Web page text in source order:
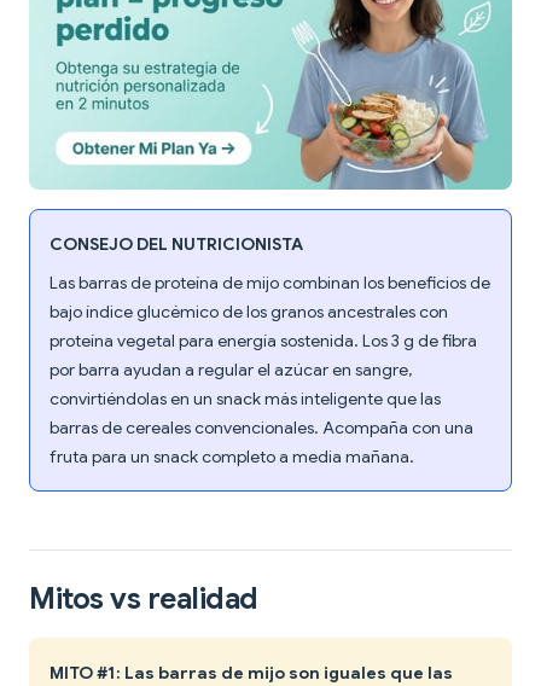
CONSEJO DEL NUTRICIONISTA
Las barras de proteína de mijo combinan los beneficios de
bajo índice glucémico de los granos ancestrales con
proteína vegetal para energía sostenida. Los 3 g de fibra
por barra ayudan a regular el azúcar en sangre,
convirtiéndolas en un snack más inteligente que las
barras de cereales convencionales. Acompaña con una
fruta para un snack completo a media mañana.
Mitos vs realidad
MITO #1: Las barras de mijo son iguales que las